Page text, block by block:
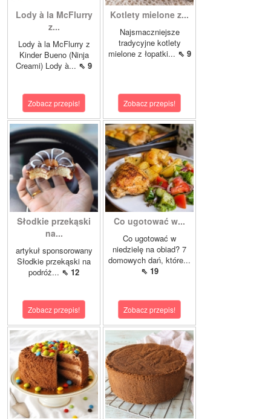
Lody à la McFlurry
z...
Lody à la McFlurry z
Kinder Bueno (Ninja
Creami) Lody à... ⇖ 9
Zobacz przepis!
Kotlety mielone z...
Najsmaczniejsze
tradycyjne kotlety
mielone z łopatki... ⇖ 9
Zobacz przepis!
Słodkie przekąski
na...
artykuł sponsorowany
Słodkie przekąski na
podróż... ⇖ 12
Zobacz przepis!
Co ugotować w...
Co ugotować w
niedzielę na obiad? 7
domowych dań, które...
⇖ 19
Zobacz przepis!